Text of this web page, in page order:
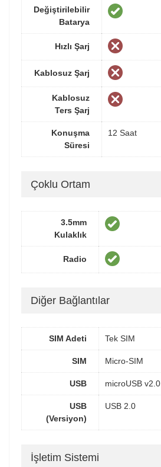
Değiştirilebilir
Batarya
Hızlı Şarj
Kablosuz Şarj
Kablosuz
Ters Şarj
Konuşma
Süresi
12 Saat
Çoklu Ortam
3.5mm
Kulaklık
Radio
Diğer Bağlantılar
SIM Adeti Tek SIM
SIM Micro-SIM
USB microUSB v2.0
USB
(Versiyon)
USB 2.0
İşletim Sistemi